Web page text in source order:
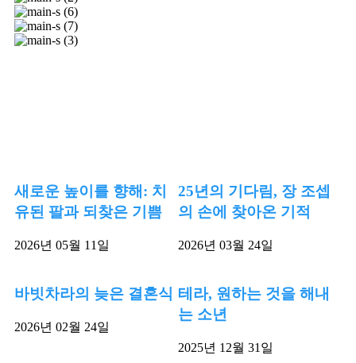
새로운 높이를 향해: 치
유된 팔과 되찾은 기쁨
2026년 05월 11일
25년의 기다림, 장 조셉
의 손에 찾아온 기적
2026년 03월 24일
바빗차라의 늦은 결혼식
2026년 02월 24일
테라, 원하는 것을 해내
는 소년
2025년 12월 31일